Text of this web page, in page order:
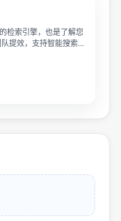
检索引擎，也是了解您
提效，支持智能搜索、